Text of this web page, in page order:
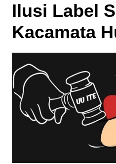
Ilusi Label
Kacamata